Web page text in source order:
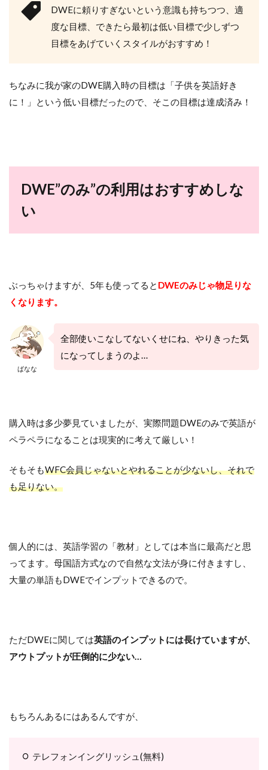
DWEに頼りすぎないという意識も持ちつつ、適
度な目標、できたら最初は低い目標で少しずつ
目標をあげていくスタイルがおすすめ！
ちなみに我が家のDWE購入時の目標は「子供を英語好き
に！」という低い目標だったので、そこの目標は達成済み！
DWE”のみ”の利用はおすすめしな
い
ぶっちゃけますが、5年も使ってると DWEのみじゃ物足りな
くなります。
ばなな
全部使いこなしてないくせにね、やりきった気
になってしまうのよ…
購入時は多少夢見ていましたが、実際問題DWEのみで英語が
ペラペラになることは現実的に考えて厳しい！
そもそもWFC会員じゃないとやれることが少ないし、それで
も足りない。
個人的には、英語学習の「教材」としては本当に最高だと思
ってます。母国語方式なので自然な文法が身に付きますし、
大量の単語もDWEでインプットできるので。
ただDWEに関しては英語のインプットには長けていますが、
アウトプットが圧倒的に少ない…
もちろんあるにはあるんですが、
テレフォンイングリッシュ(無料)